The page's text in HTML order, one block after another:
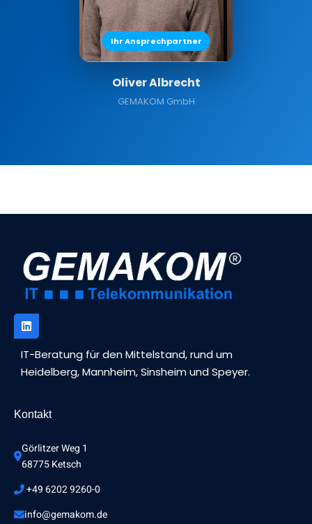
Ihr Ansprechpartner
Oliver Albrecht
GEMAKOM GmbH
IT-Beratung für den Mittelstand, rund um
Heidelberg, Mannheim, Sinsheim und Speyer.
Kontakt
Görlitzer Weg 1
68775 Ketsch
+49 6202 9260-0
info@gemakom.de